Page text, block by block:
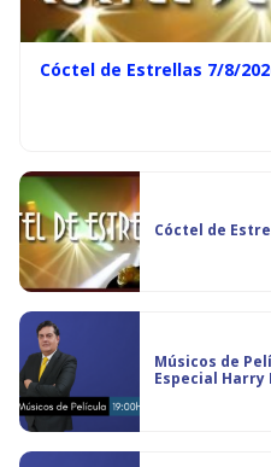
Cóctel de Estrellas 7/8/
Cóctel de
Músicos de
Especial